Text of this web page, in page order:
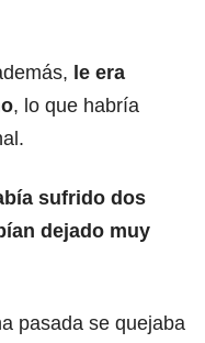
le era
, lo que habría
sufrido dos
dejado muy
pasada se quejaba